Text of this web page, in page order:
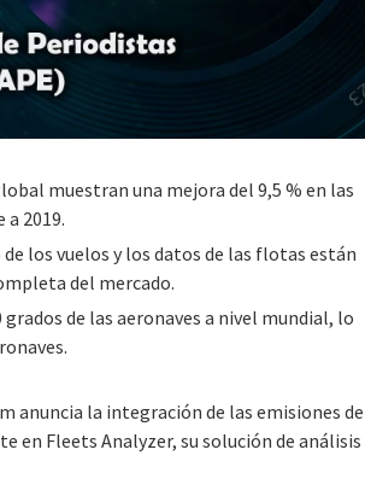
muestran una mejora del 9,5 % en las
2019.
los vuelos y los datos de las flotas están
del mercado.
de las aeronaves a nivel mundial, lo
anuncia la integración de las emisiones de
en Fleets Analyzer, su solución de análisis